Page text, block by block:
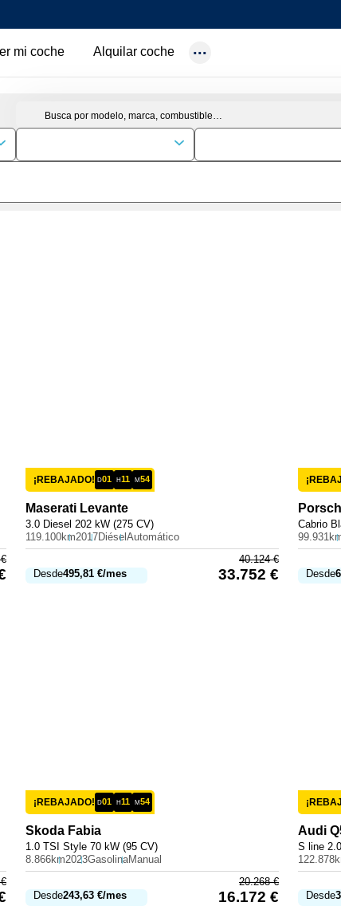
mi coche Alquilar coche
€
¡REBAJADO! D01 H11 M54
Maserati Levante
3.0 Diesel 202 kW (275 CV)
119.100km2017Diésel Automático
Desde495,81 €/mes
40.124€
33.752 €
Cabrio
Desde
€
¡REBAJADO! D01 H11 M54
Skoda Fabia
1.0 TSI Style 70 kW (95 CV)
8.866km2023GasolinaManual
Desde243,63 €/mes
20.268€
16.172 €
Audi
S line
Desde